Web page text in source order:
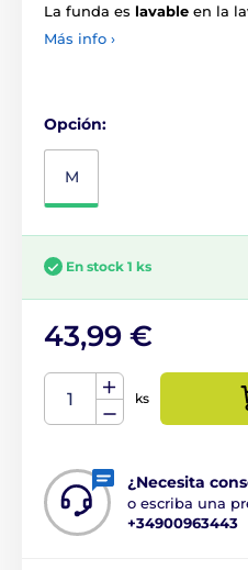
La funda es lavable en la
Más info ›
Opción:
M
En stock 1 ks
43,99 €
ks
¿Necesita
o escriba una
+34900963443